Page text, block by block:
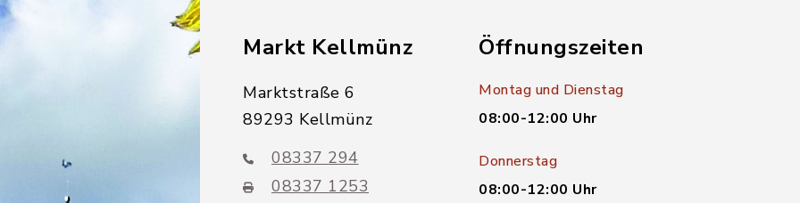
Markt Kellmünz
Marktstraße 6
89293 Kellmünz
08337 294
08337 1253
Öffnungszeiten
Montag und Dienstag
08:00-12:00 Uhr
Donnerstag
08:00-12:00 Uhr